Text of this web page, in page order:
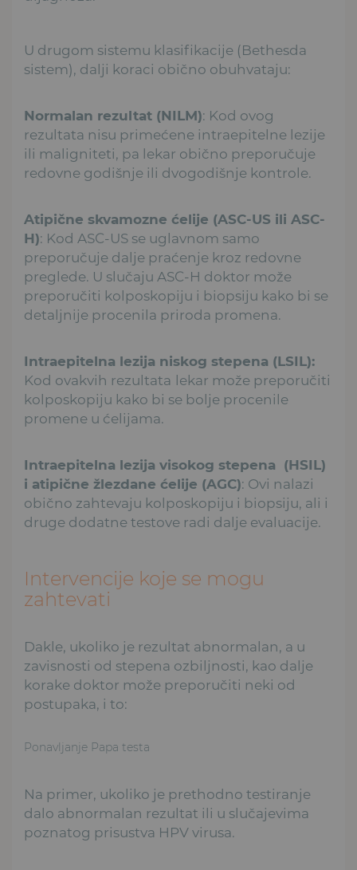
U drugom sistemu klasifikacije (Bethesda
sistem), dalji koraci obično obuhvataju:
Normalan rezultat (NILM): Kod ovog
rezultata nisu primećene intraepitelne lezije
ili maligniteti, pa lekar obično preporučuje
redovne godišnje ili dvogodišnje kontrole.
Atipične skvamozne ćelije (ASC-US ili ASC-
H): Kod ASC-US se uglavnom samo
preporučuje dalje praćenje kroz redovne
preglede. U slučaju ASC-H doktor može
preporučiti kolposkopiju i biopsiju kako bi se
detaljnije procenila priroda promena.
Intraepitelna lezija niskog stepena (LSIL):
Kod ovakvih rezultata lekar može preporučiti
kolposkopiju kako bi se bolje procenile
promene u ćelijama.
Intraepitelna lezija visokog stepena (HSIL)
i atipične žlezdane ćelije (AGC): Ovi nalazi
obično zahtevaju kolposkopiju i biopsiju, ali i
druge dodatne testove radi dalje evaluacije.
Intervencije koje se mogu
zahtevati
Dakle, ukoliko je rezultat abnormalan, a u
zavisnosti od stepena ozbiljnosti, kao dalje
korake doktor može preporučiti neki od
postupaka, i to:
Ponavljanje Papa testa
Na primer, ukoliko je prethodno testiranje
dalo abnormalan rezultat ili u slučajevima
poznatog prisustva HPV virusa.